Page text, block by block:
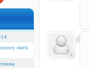
starts